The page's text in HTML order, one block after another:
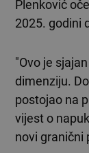
Plenković
2025. godini
"Ovo je
dimenziju.
postojao na
vijest o
novi granični